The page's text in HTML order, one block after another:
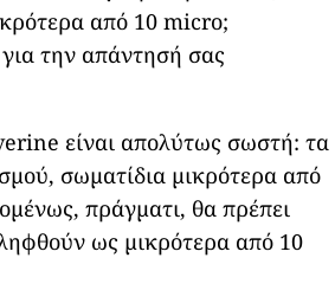
από 10 micro;
την απάντησή σας
είναι απολύτως σωστή: τα
σωματίδια μικρότερα από
πράγματι, θα πρέπει
ως μικρότερα από 10